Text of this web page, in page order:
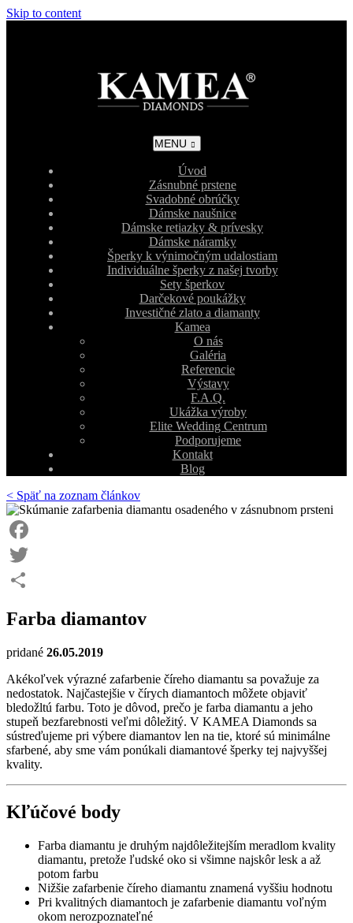
Skip to content
MENU
Úvod
Zásnubné prstene
Svadobné obrúčky
Dámske naušnice
Dámske retiazky & prívesky
Dámske náramky
Šperky k výnimočným udalostiam
Individuálne šperky z našej tvorby
Sety šperkov
Darčekové poukážky
Investičné zlato a diamanty
Kamea
O nás
Galéria
Referencie
Výstavy
F.A.Q.
Ukážka výroby
Elite Wedding Centrum
Podporujeme
Kontakt
Blog
< Späť na zoznam článkov
Facebook
Twitter
Farba diamantov
pridané 26.05.2019
Akékoľvek výrazné zafarbenie číreho diamantu sa považuje za
nedostatok. Najčastejšie v čírych diamantoch môžete objaviť
bledožltú farbu. Toto je dôvod, prečo je farba diamantu a jeho
stupeň bezfarebnosti veľmi dôležitý. V KAMEA Diamonds sa
sústreďujeme pri výbere diamantov len na tie, ktoré sú minimálne
sfarbené, aby sme vám ponúkali diamantové šperky tej najvyššej
kvality.
Kľúčové body
Farba diamantu je druhým najdôležitejším meradlom kvality
diamantu, pretože ľudské oko si všimne najskôr lesk a až
potom farbu
Nižšie zafarbenie číreho diamantu znamená vyššiu hodnotu
Pri kvalitných diamantoch je zafarbenie diamantu voľným
okom nerozpoznateľné